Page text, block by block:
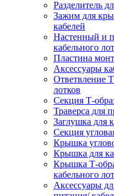
Разделитель
Зажим для
кабелей
Настенный и
кабельного
Пластина
Аксессуары
Ответвление
лотков
Секция Т-
Траверса для
Заглушка для
Секция
Крышка
Крышка для
Крышка Т-
кабельного
Аксессуары